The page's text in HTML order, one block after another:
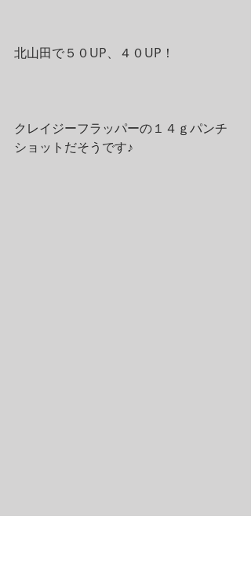
北山田で５０UP、４０UP！
クレイジーフラッパーの１４ｇパンチ
ショットだそうです♪